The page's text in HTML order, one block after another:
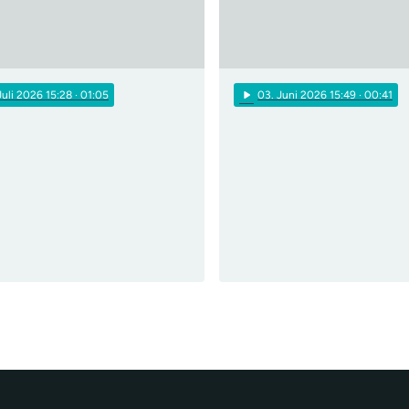
2026 15:28 · 01:05 play_arrow 03 . Juni 2026 15:49 · 00:41